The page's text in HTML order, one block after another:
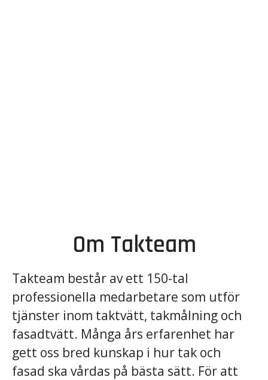
Om Takteam
Takteam består av ett 150-tal
professionella medarbetare som utför
tjänster inom taktvätt, takmålning och
fasadtvätt. Många års erfarenhet har
gett oss bred kunskap i hur tak och
fasad ska vårdas på bästa sätt. För att